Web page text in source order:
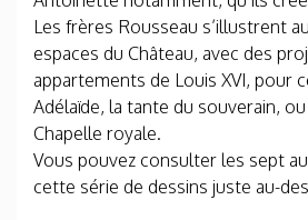
Les frères Rousseau s’illustrent
espaces du Château, avec des
appartements de Louis XVI, pour
Adélaïde, la tante du souverain,
Chapelle royale.
Vous pouvez consulter les sept
cette série de dessins juste au-